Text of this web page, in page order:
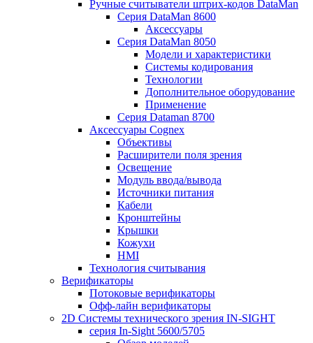
Ручные считыватели штрих-кодов DataMan
Серия DataMan 8600
Аксессуары
Серия DataMan 8050
Модели и характеристики
Системы кодирования
Технологии
Дополнительное оборудование
Применение
Серия Dataman 8700
Аксессуары Cognex
Объективы
Расширители поля зрения
Освещение
Модуль ввода/вывода
Источники питания
Кабели
Кронштейны
Крышки
Кожухи
HMI
Технология считывания
Верификаторы
Потоковые верификаторы
Офф-лайн верификаторы
2D Системы технического зрения IN-SIGHT
серия In-Sight 5600/5705